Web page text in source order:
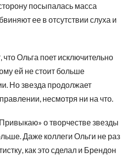
посыпалась масса
ее в отсутствии слуха и
Ольга поет исключительно
ей не стоит больше
Но звезда продолжает
несмотря ни на что.
о творчестве звезды
Даже коллеги Ольги не раз
как это сделал и Брендон